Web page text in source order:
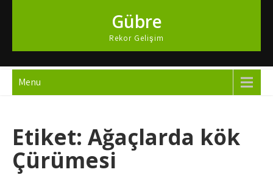
Gübre
Rekor Gelişim
Menu
Etiket: Ağaçlarda kök
Çürümesi